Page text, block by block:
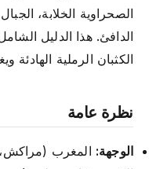
الصحراوية الخلابة،
الدافئ. هذا الدليل
الكثبان الرملية
نظرة عامة
الوجهة: المغرب